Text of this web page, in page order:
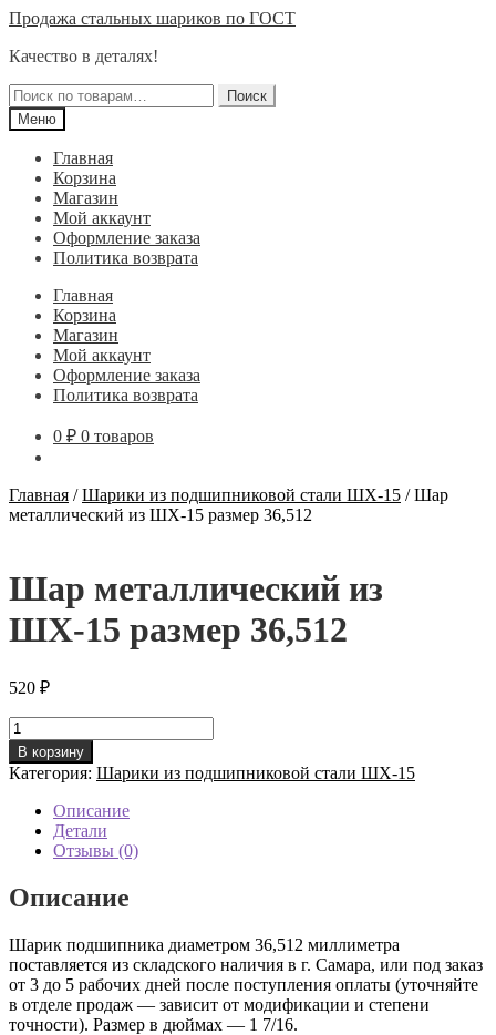
Перейти
навигации
Перейти
содержимому
Продажа стальных шариков по ГОСТ
Качество в деталях!
Искать:
Поиск
Меню
Главная
Корзина
Магазин
Мой аккаунт
Оформление заказа
Политика возврата
Главная
Корзина
Магазин
Мой аккаунт
Оформление заказа
Политика возврата
0 ₽ 0 товаров
Главная /Шарики из подшипниковой стали ШХ-15 /Шар
металлический из ШХ-15 размер 36,512
Шар металлический из
ШХ-15 размер 36,512
520 ₽
Количество
товара
Шар
металлический
ШХ-15
размер
36,512
В корзину
Категория: Шарики из подшипниковой стали ШХ-15
Описание
Детали
Отзывы (0)
Описание
Шарик подшипника диаметром 36,512 миллиметра
поставляется из складского наличия в г. Самара, или под заказ
от 3 до 5 рабочих дней после поступления оплаты (уточняйте
в отделе продаж — зависит от модификации и степени
точности). Размер в дюймах — 1 7/16.